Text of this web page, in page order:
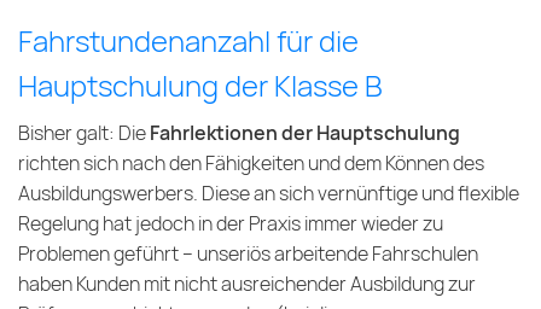
Fahrstundenanzahl für die
Hauptschulung der Klasse B
Bisher galt: DieFahrlektionen der Hauptschulung
richten sich nach den Fähigkeiten und dem Können des
Ausbildungswerbers. Diese an sich vernünftige und flexible
Regelung hat jedoch in der Praxis immer wieder zu
Problemen geführt – unseriös arbeitende Fahrschulen
haben Kunden mit nicht ausreichender Ausbildung zur